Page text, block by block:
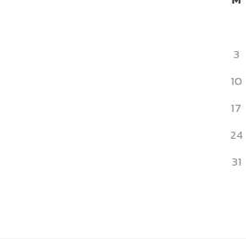
3
10
17
24
31